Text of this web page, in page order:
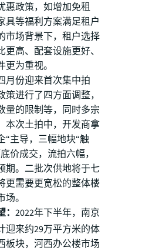
惠政策，如增加免租
具等福利方案满足租户
市场背景下，租户选择
高、配套设施更好、
为重视。
月份迎来首次集中拍
进行了四方面调整，
量的限制等，同时多宗
本次土拍中，开发商拿
“主导，三幅地块“触
价成交，流拍六幅，
期。二批次供地将于七
更需要更宽松的整体楼
。
2022年下半年，南京
迎来约29万平方米的体
板块，河西办公楼市场